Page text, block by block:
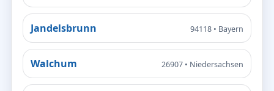
Jandelsbrunn 94118 • Bayern
Walchum 26907 • Niedersachsen